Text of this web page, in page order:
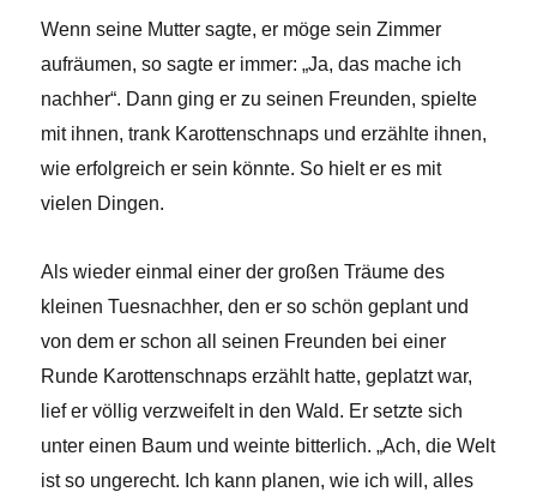
Wenn seine Mutter sagte, er möge sein Zimmer
aufräumen, so sagte er immer: „Ja, das mache ich
nachher“. Dann ging er zu seinen Freunden, spielte
mit ihnen, trank Karottenschnaps und erzählte ihnen,
wie erfolgreich er sein könnte. So hielt er es mit
vielen Dingen.
Als wieder einmal einer der großen Träume des
kleinen Tuesnachher, den er so schön geplant und
von dem er schon all seinen Freunden bei einer
Runde Karottenschnaps erzählt hatte, geplatzt war,
lief er völlig verzweifelt in den Wald. Er setzte sich
unter einen Baum und weinte bitterlich. „Ach, die Welt
ist so ungerecht. Ich kann planen, wie ich will, alles